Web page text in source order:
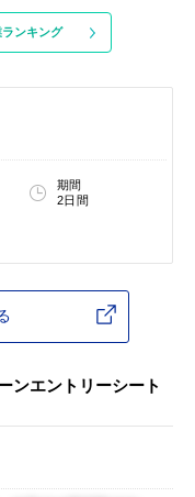
ンキング
期間
2日間
ンエントリーシート